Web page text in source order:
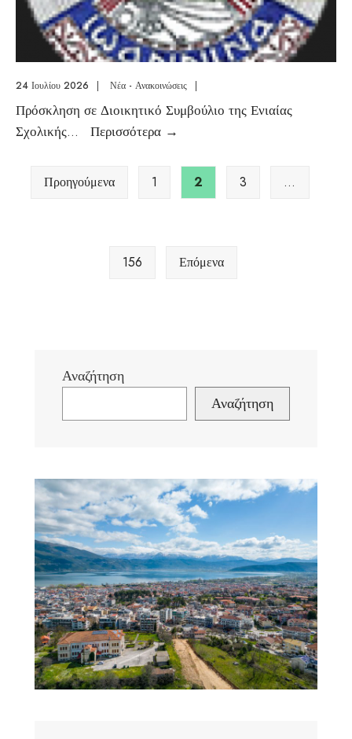
24 Ιουλίου 2026 Νέα - Ανακοινώσεις
Πρόσκληση σε Διοικητικό Συμβούλιο της Ενιαίας
Σχολικής... Περισσότερα →
Προηγούμενα 1 2 3 …
156 Επόμενα
Αναζήτηση
Αναζήτηση